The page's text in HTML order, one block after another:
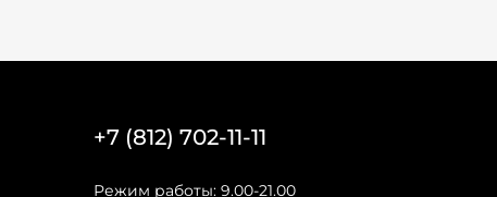
+7 (812) 702-11-11
Режим работы: 9.00-21.00